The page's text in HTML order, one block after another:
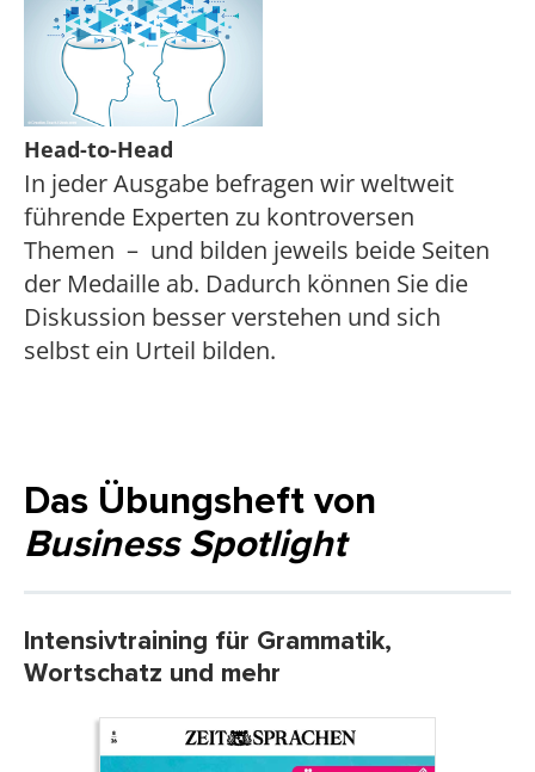
Head-to-Head
In jeder Ausgabe befragen wir weltweit
führende Experten zu kontroversen
Themen – und bilden jeweils beide Seiten
der Medaille ab. Dadurch können Sie die
Diskussion besser verstehen und sich
selbst ein Urteil bilden.
Das Übungsheft von
Business Spotlight
Intensivtraining für Grammatik,
Wortschatz und mehr